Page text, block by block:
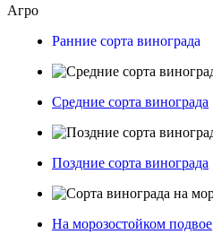
Агро
Ранние сорта винограда
Средние сорта винограда
Поздние сорта винограда
На морозостойком подвое